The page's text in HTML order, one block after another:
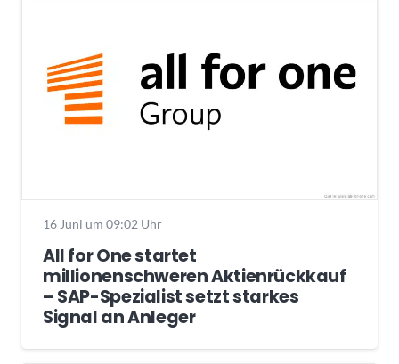
16 Juni um 09:02 Uhr
All for One startet
millionenschweren Aktienrückkauf
– SAP-Spezialist setzt starkes
Signal an Anleger